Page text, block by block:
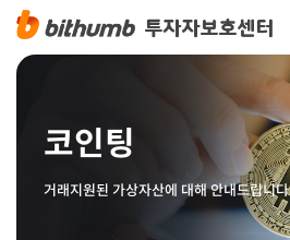
코인팅
거래지원된 가상자산에 대해 안내드립니다